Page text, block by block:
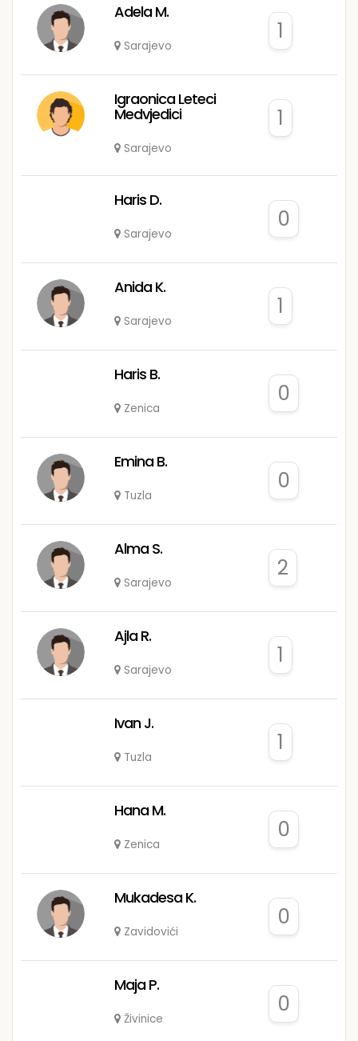
Adela M.
Sarajevo
1
Igraonica Leteci
Medvjedici
Sarajevo
1
Haris D.
Sarajevo
0
Anida K.
Sarajevo
1
Haris B.
Zenica
0
Emina B.
Tuzla
0
Alma S.
Sarajevo
2
Ajla R.
Sarajevo
1
Ivan J.
Tuzla
1
Hana M.
Zenica
0
Mukadesa K.
Zavidovići
0
Maja P.
Živinice
0